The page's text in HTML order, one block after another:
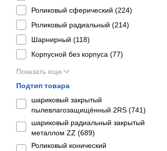
Роликовый сферический (224)
Роликовый радиальный (214)
Шарнирный (118)
Корпусной без корпуса (77)
Показать еще
Подтип товара
шариковый закрытый
пылевлагозащищённый 2RS (741)
шариковый радиальный закрытый
металлом ZZ (689)
Роликовый конический